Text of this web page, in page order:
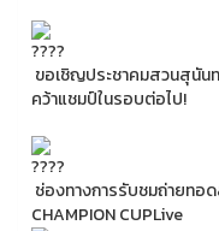
ขอเชิญประชาคมสวนสุนัน
คว้าแชมป์ในรอบต่อไป!
ช่องทางการรับชมถ่ายทอ
CHAMPION CUPLive